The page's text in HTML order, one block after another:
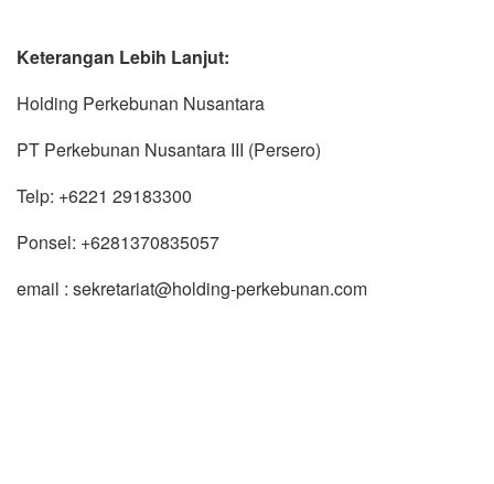
Keterangan Lebih Lanjut:
Holding Perkebunan Nusantara
PT Perkebunan Nusantara III (Persero)
Telp: +6221 29183300
Ponsel: +6281370835057
email : sekretariat@holding-perkebunan.com